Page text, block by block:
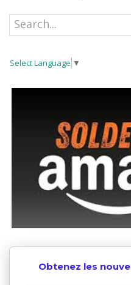
Select Language ▼
Obtenez les